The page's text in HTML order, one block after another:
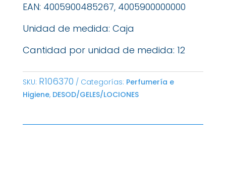
EAN: 4005900485267, 4005900000000
Unidad de medida: Caja
Cantidad por unidad de medida: 12
SKU: R106370 Categorías: Perfumería e
Higiene, DESOD/GELES/LOCIONES